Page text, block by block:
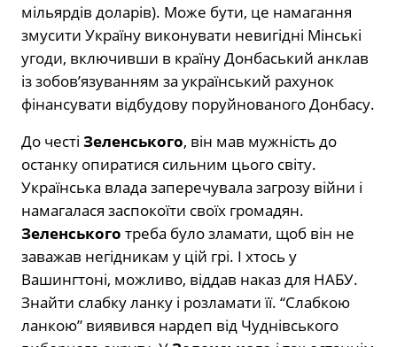
мільярдів доларів). Може бути, це намагання
змусити Україну виконувати невигідні Мінські
угоди, включивши в країну Донбаський анклав
із зобовʼязуванням за український рахунок
фінансувати відбудову поруйнованого Донбасу.
До честі Зеленського, він мав мужність до
останку опиратися сильним цього світу.
Українська влада заперечувала загрозу війни і
намагалася заспокоїти своїх громадян.
Зеленського треба було зламати, щоб він не
заважав негідникам у цій грі. І хтось у
Вашингтоні, можливо, віддав наказ для НАБУ.
Знайти слабку ланку і розламати її. “Слабкою
ланкою” виявився нардеп від Чуднівського